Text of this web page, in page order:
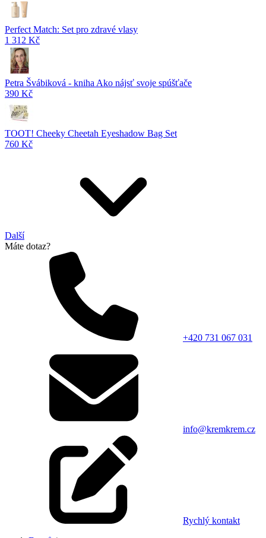
Perfect Match: Set pro zdravé vlasy
1 312 Kč
Petra Švábiková - kniha Ako nájsť svoje spúšťače
390 Kč
TOOT! Cheeky Cheetah Eyeshadow Bag Set
760 Kč
Další
Máte dotaz?
+420 731 067 031
info@kremkrem.cz
Rychlý kontakt